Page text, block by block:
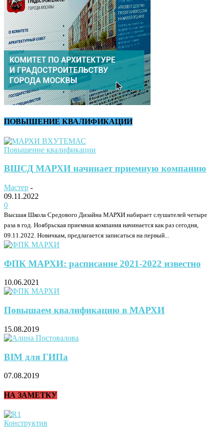
ПОВЫШЕНИЕ КВАЛИФИКАЦИИ
Повышение квалификации
ВШСД МАРХИ начинает приемную компанию
Мастер -
09.11.2022
0
Высшая Школа Средового Дизайна МАРХИ набирает слушателей четыре
раза в год. Ноябрьская приемная компания начинается как раз сегодня,
09.11.2022. Новичкам, предлагается записаться на первый...
ФПК МАРХИ: расписание 2021-2022 известно
10.06.2021
Повышаем квалификацию в МАРХИ
15.08.2019
BIM для ГИПа
07.08.2019
НА ЗАМЕТКУ
Конструктив